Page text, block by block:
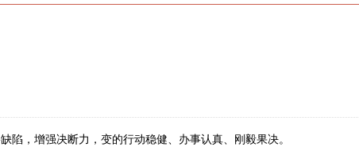
陷，增强决断力，变的行动稳健、办事认真、刚毅果决。